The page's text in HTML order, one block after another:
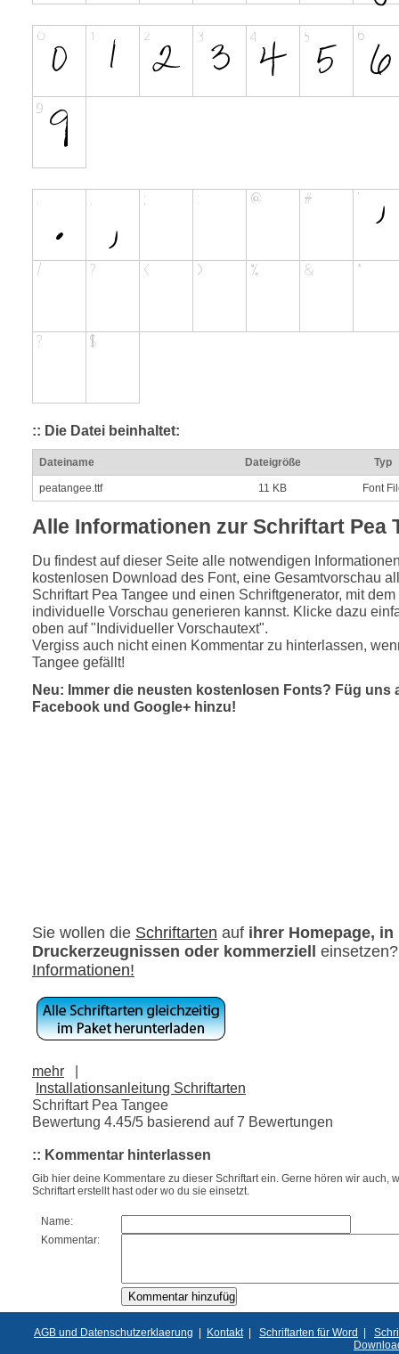
:: Die Datei beinhaltet:
Dateiname Dateigröße Typ
peatangee.ttf 11 KB Font
Alle Informationen zur Schriftart Pea
Du findest auf dieser Seite alle notwendigen
kostenlosen Download des Font, eine Gesamtvorschau
Schriftart Pea Tangee und einen Schriftgenerator, mit
individuelle Vorschau generieren kannst. Klicke dazu
oben auf "Individueller Vorschautext".
Vergiss auch nicht einen Kommentar zu hinterlassen,
Tangee gefällt!
Neu: Immer die neusten kostenlosen Fonts? Füg uns
Facebook und Google+ hinzu!
Sie wollen die Schriftarten auf ihrer Homepage, in
Druckerzeugnissen oder kommerziell
Informationen!
mehr
|
Installationsanleitung Schriftarten
Schriftart Pea Tangee
Bewertung 4.45/5 basierend auf7 Bewertungen
:: Kommentar hinterlassen
Gib hier deine Kommentare zu dieser Schriftart ein. Gerne hören wir auch,
Schriftart erstellt hast oder wo du sie einsetzt.
Name:
Kommentar:
AGB und Datenschutzerklaerung | Kontakt| Schriftarten für Word |